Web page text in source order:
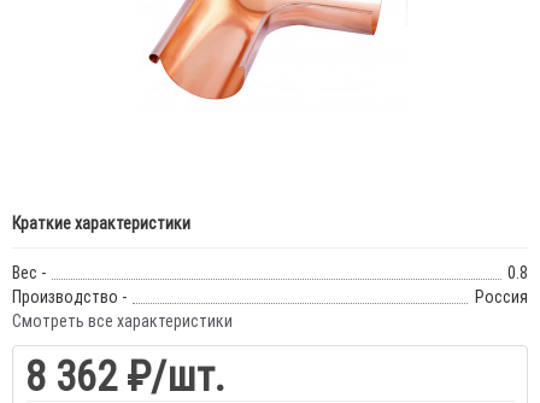
Краткие характеристики
Вес -
0.8
Производство -
Россия
Смотреть все характеристики
8 362 ₽/шт.